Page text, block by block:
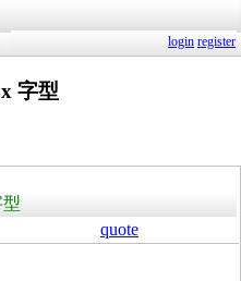
login register
字型
quote